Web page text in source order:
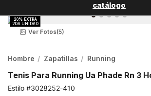
catálogo
Ver Fotos(5)
Hombre Zapatillas Running
Tenis Para Running Ua Phade Rn 3
3028252-410